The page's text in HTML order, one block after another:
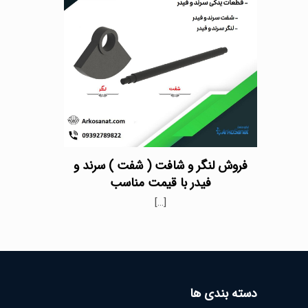
فروش لنگر و شافت ( شفت ) سرند و
فیدر با قیمت مناسب
[…]
دسته بندی ها